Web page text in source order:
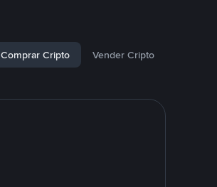
Comprar Cripto Vender Cripto